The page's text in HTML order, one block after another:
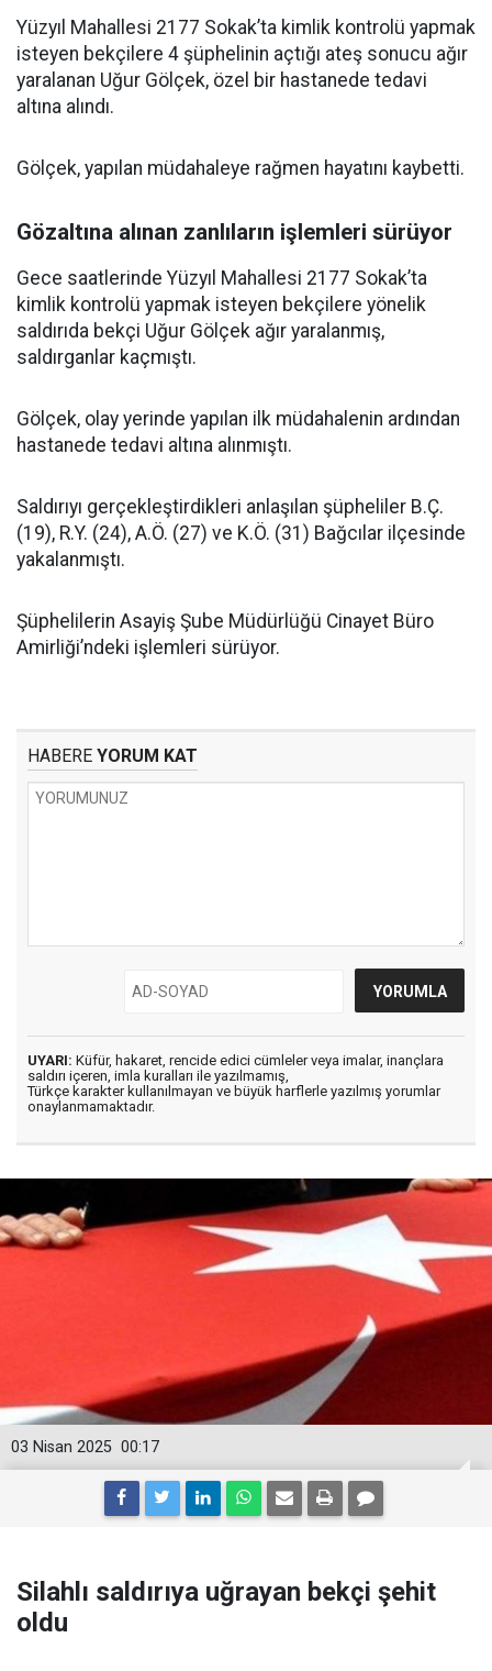
Yüzyıl Mahallesi 2177 Sokak’ta kimlik kontrolü yapmak
isteyen bekçilere 4 şüphelinin açtığı ateş sonucu ağır
yaralanan Uğur Gölçek, özel bir hastanede tedavi
altına alındı.
Gölçek, yapılan müdahaleye rağmen hayatını kaybetti.
Gözaltına alınan zanlıların işlemleri sürüyor
Gece saatlerinde Yüzyıl Mahallesi 2177 Sokak’ta
kimlik kontrolü yapmak isteyen bekçilere yönelik
saldırıda bekçi Uğur Gölçek ağır yaralanmış,
saldırganlar kaçmıştı.
Gölçek, olay yerinde yapılan ilk müdahalenin ardından
hastanede tedavi altına alınmıştı.
Saldırıyı gerçekleştirdikleri anlaşılan şüpheliler B.Ç.
(19), R.Y. (24), A.Ö. (27) ve K.Ö. (31) Bağcılar ilçesinde
yakalanmıştı.
Şüphelilerin Asayiş Şube Müdürlüğü Cinayet Büro
Amirliği’ndeki işlemleri sürüyor.
HABERE YORUM KAT
UYARI: Küfür, hakaret, rencide edici cümleler veya imalar, inançlara
saldırı içeren, imla kuralları ile yazılmamış,
Türkçe karakter kullanılmayan ve büyük harflerle yazılmış yorumlar
onaylanmamaktadır.
00:17
03 Nisan 2025
Silahlı saldırıya uğrayan bekçi şehit
oldu